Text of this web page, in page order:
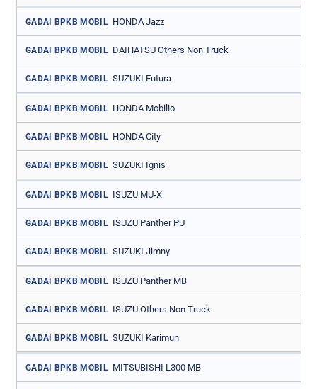
GADAI BPKB MOBIL HONDA Jazz
GADAI BPKB MOBIL DAIHATSU Others Non Truck
GADAI BPKB MOBIL SUZUKI Futura
GADAI BPKB MOBIL HONDA Mobilio
GADAI BPKB MOBIL HONDA City
GADAI BPKB MOBIL SUZUKI Ignis
GADAI BPKB MOBIL ISUZU MU-X
GADAI BPKB MOBIL ISUZU Panther PU
GADAI BPKB MOBIL SUZUKI Jimny
GADAI BPKB MOBIL ISUZU Panther MB
GADAI BPKB MOBIL ISUZU Others Non Truck
GADAI BPKB MOBIL SUZUKI Karimun
GADAI BPKB MOBIL MITSUBISHI L300 MB